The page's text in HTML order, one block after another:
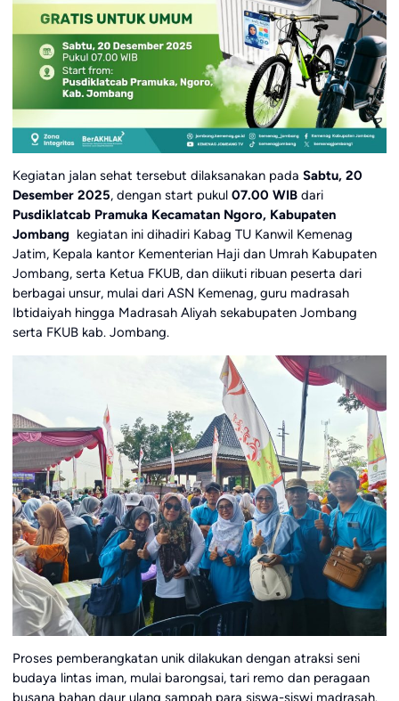
Kegiatan jalan sehat tersebut dilaksanakan pada Sabtu, 20
Desember 2025, dengan start pukul 07.00 WIBdari
Pusdiklatcab Pramuka Kecamatan Ngoro, Kabupaten
Jombang kegiatan ini dihadiri Kabag TU Kanwil Kemenag
Jatim, Kepala kantor Kementerian Haji dan Umrah Kabupaten
Jombang, serta Ketua FKUB, dan diikuti ribuan peserta dari
berbagai unsur, mulai dari ASN Kemenag, guru madrasah
Ibtidaiyah hingga Madrasah Aliyah sekabupaten Jombang
serta FKUB kab. Jombang.
Proses pemberangkatan unik dilakukan dengan atraksi seni
budaya lintas iman, mulai barongsai, tari remo dan peragaan
busana bahan daur ulang sampah para siswa-siswi madrasah.